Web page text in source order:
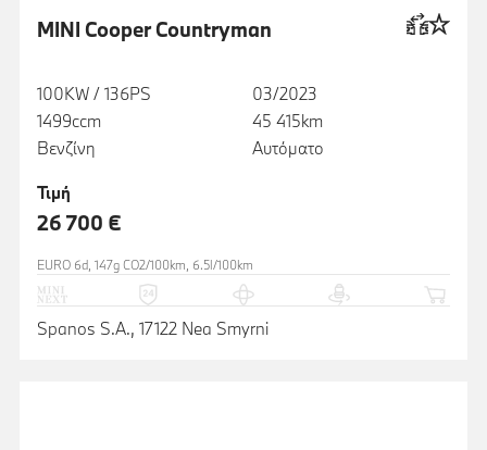
MINI Cooper Countryman
100KW / 136PS
1499ccm
Βενζίνη
03/2023
45 415km
Αυτόματο
Τιμή
26 700 €
EURO 6d, 147g CO2/100km, 6.5l/100km
Spanos S.A., 17122 Nea Smyrni